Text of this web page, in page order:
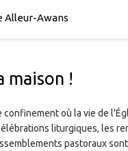
Alleur-Awans
maison !
confinement où la vie de
liturgiques, les
pastoraux